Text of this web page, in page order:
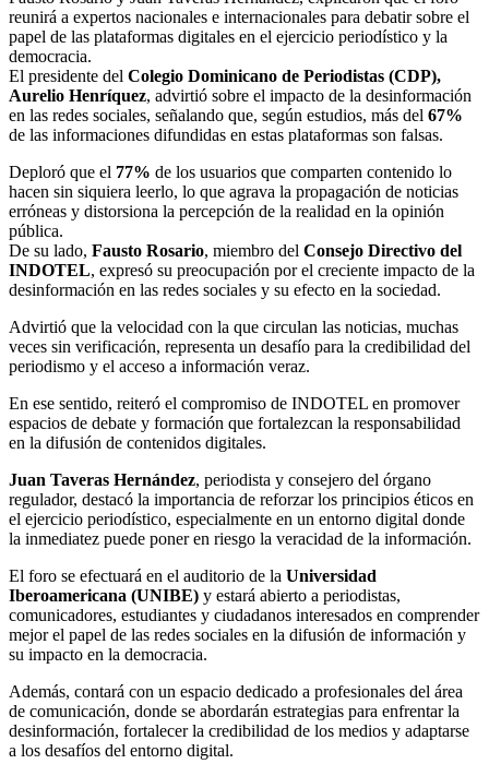
reunirá a expertos nacionales e internacionales para debatir sobre el
papel de las plataformas digitales en el ejercicio periodístico y la
democracia.
El presidente del Colegio Dominicano de Periodistas (CDP),
Aurelio Henríquez, advirtió sobre el impacto de la desinformación
en las redes sociales, señalando que, según estudios, más del 67%
de las informaciones difundidas en estas plataformas son falsas.
Deploró que el 77% de los usuarios que comparten contenido lo
hacen sin siquiera leerlo, lo que agrava la propagación de noticias
erróneas y distorsiona la percepción de la realidad en la opinión
pública.
De su lado, Fausto Rosario, miembro del Consejo Directivo del
INDOTEL, expresó su preocupación por el creciente impacto de la
desinformación en las redes sociales y su efecto en la sociedad.
Advirtió que la velocidad con la que circulan las noticias, muchas
veces sin verificación, representa un desafío para la credibilidad del
periodismo y el acceso a información veraz.
En ese sentido, reiteró el compromiso de INDOTEL en promover
espacios de debate y formación que fortalezcan la responsabilidad
en la difusión de contenidos digitales.
Juan Taveras Hernández, periodista y consejero del órgano
regulador, destacó la importancia de reforzar los principios éticos en
el ejercicio periodístico, especialmente en un entorno digital donde
la inmediatez puede poner en riesgo la veracidad de la información.
El foro se efectuará en el auditorio de la Universidad
Iberoamericana (UNIBE) y estará abierto a periodistas,
comunicadores, estudiantes y ciudadanos interesados en comprender
mejor el papel de las redes sociales en la difusión de información y
su impacto en la democracia.
Además, contará con un espacio dedicado a profesionales del área
de comunicación, donde se abordarán estrategias para enfrentar la
desinformación, fortalecer la credibilidad de los medios y adaptarse
a los desafíos del entorno digital.